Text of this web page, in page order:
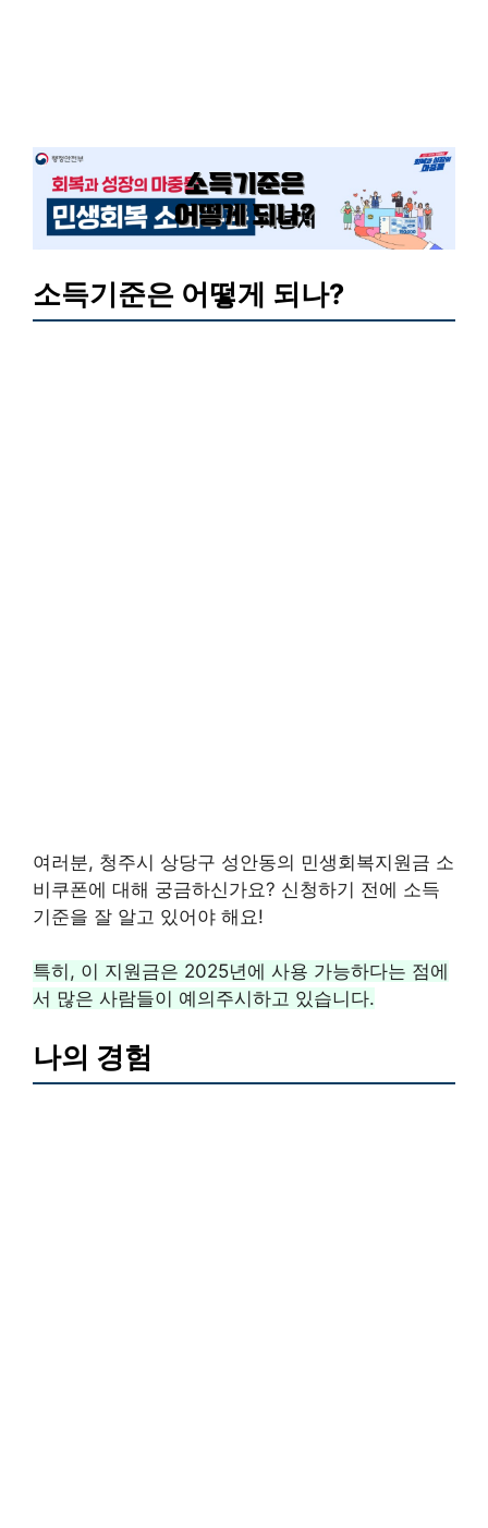
소득기준은 어떻게 되나?
여러분, 청주시 상당구 성안동의 민생회복지원금 소
비쿠폰에 대해 궁금하신가요? 신청하기 전에 소득
기준을 잘 알고 있어야 해요!
특히, 이 지원금은 2025년에 사용 가능하다는 점에
서 많은 사람들이 예의주시하고 있습니다.
나의 경험